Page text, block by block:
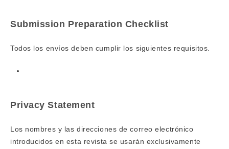
Submission Preparation Checklist
Todos los envíos deben cumplir los siguientes requisitos.
Privacy Statement
Los nombres y las direcciones de correo electrónico
introducidos en esta revista se usarán exclusivamente